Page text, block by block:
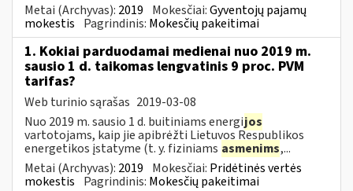
Metai (Archyvas): 2019 Mokesčiai:Gyventojų pajamų
mokestis Pagrindinis: Mokesčių pakeitimai
1. Kokiai parduodamai medienai nuo 2019 m.
sausio 1 d. taikomas lengvatinis 9 proc. PVM
tarifas?
Web turinio sąrašas 2019-03-08
Nuo 2019 m. sausio 1 d. buitiniams energijos
vartotojams, kaip jie apibrėžti Lietuvos Respublikos
energetikos įstatyme (t. y. fiziniams asmenims,...
Metai (Archyvas): 2019 Mokesčiai: Pridėtinės vertės
mokestis Pagrindinis: Mokesčių pakeitimai